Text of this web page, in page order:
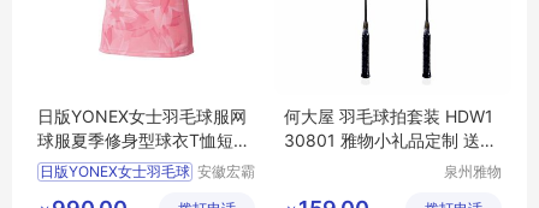
日版YONEX女士羽毛球服网
球服夏季修身型球衣T恤短袖
20564
日版YONEX女士羽毛球 安徽宏霸
何大屋 羽毛球拍套装 HDW1
30801 雅物小礼品定制 送客
户礼品 MY-ACJJ-（T）-145
泉州雅物